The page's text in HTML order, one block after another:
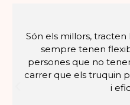
Són els millors,
sempre tenen
persones que no
carrer que els truquin
i